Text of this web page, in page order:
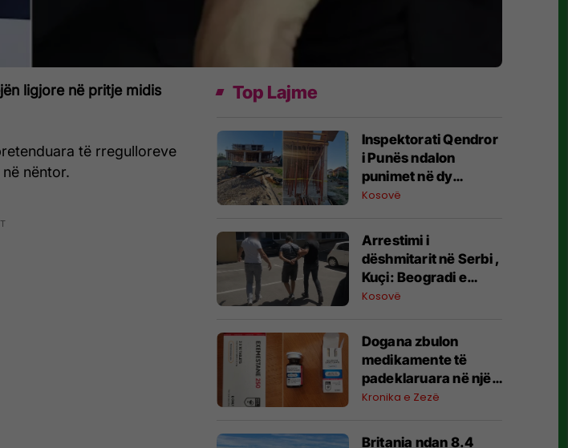
ligjore në pritje midis
të rregulloreve
nëntor.
Top Lajme
Inspektorati Qendror
i Punës ndalon
punimet në dy
kantiere ndërtimi në
Suharekë
Kosovë
​Arrestimi i
dëshmitarit në Serbi ,
Kuçi: Beogradi e
trajton zbulimin e së
spiunazhi, frikësohet
nga zbardhja e
varrezave masive
Kosovë
​Dogana zbulon
medikamente të
padeklaruara në një
autobus në PKK Dheu
Kronika e Zezë
Britania ndan 8.4